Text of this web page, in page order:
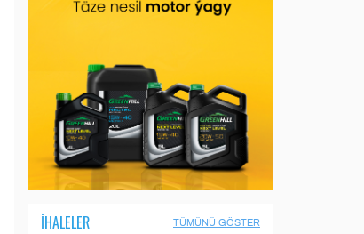
İHALELER TÜMÜNÜ GÖSTER